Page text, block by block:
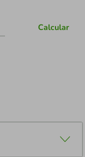
Calcular